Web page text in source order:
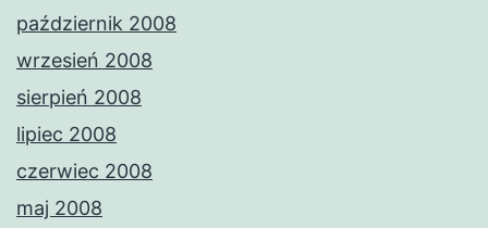
październik 2008
wrzesień 2008
sierpień 2008
lipiec 2008
czerwiec 2008
maj 2008